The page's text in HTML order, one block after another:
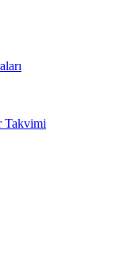
Takvimi